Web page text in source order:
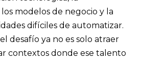
modelos de negocio y la
difíciles de automatizar.
desafío ya no es solo atraer
contextos donde ese talento